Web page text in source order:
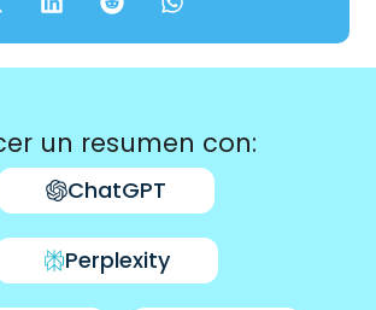
un resumen con:
ChatGPT
Perplexity